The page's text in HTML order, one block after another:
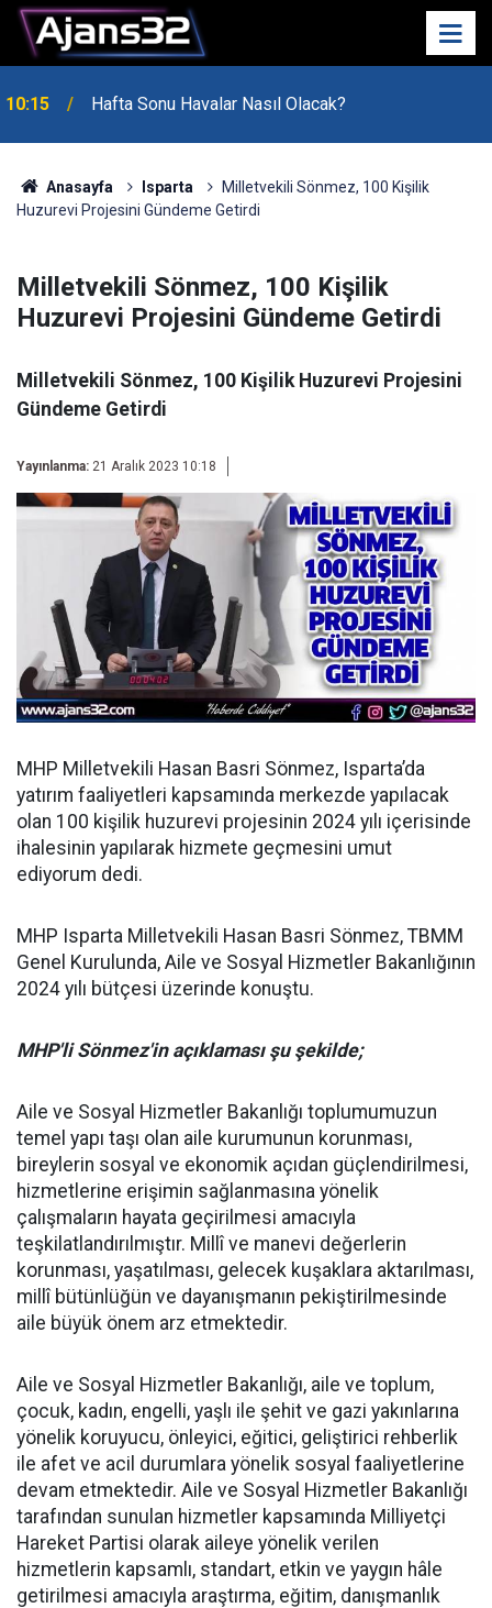
10:15 Hafta Sonu Havalar Nasıl Olacak?
Anasayfa Isparta
Milletvekili Sönmez, 100 Kişilik
Huzurevi Projesini Gündeme Getirdi
Milletvekili Sönmez, 100 Kişilik
Huzurevi Projesini Gündeme Getirdi
Milletvekili Sönmez, 100 Kişilik Huzurevi Projesini
Gündeme Getirdi
Yayınlanma: 21 Aralık 2023 10:18
MHP Milletvekili Hasan Basri Sönmez, Isparta’da
yatırım faaliyetleri kapsamında merkezde yapılacak
olan 100 kişilik huzurevi projesinin 2024 yılı içerisinde
ihalesinin yapılarak hizmete geçmesini umut
ediyorum dedi.
MHP Isparta Milletvekili Hasan Basri Sönmez, TBMM
Genel Kurulunda, Aile ve Sosyal Hizmetler Bakanlığının
2024 yılı bütçesi üzerinde konuştu.
MHP'li Sönmez'in açıklaması şu şekilde;
Aile ve Sosyal Hizmetler Bakanlığı toplumumuzun
temel yapı taşı olan aile kurumunun korunması,
bireylerin sosyal ve ekonomik açıdan güçlendirilmesi,
hizmetlerine erişimin sağlanmasına yönelik
çalışmaların hayata geçirilmesi amacıyla
teşkilatlandırılmıştır. Millî ve manevi değerlerin
korunması, yaşatılması, gelecek kuşaklara aktarılması,
millî bütünlüğün ve dayanışmanın pekiştirilmesinde
aile büyük önem arz etmektedir.
Aile ve Sosyal Hizmetler Bakanlığı, aile ve toplum,
çocuk, kadın, engelli, yaşlı ile şehit ve gazi yakınlarına
yönelik koruyucu, önleyici, eğitici, geliştirici rehberlik
ile afet ve acil durumlara yönelik sosyal faaliyetlerine
devam etmektedir. Aile ve Sosyal Hizmetler Bakanlığı
tarafından sunulan hizmetler kapsamında Milliyetçi
Hareket Partisi olarak aileye yönelik verilen
hizmetlerin kapsamlı, standart, etkin ve yaygın hâle
getirilmesi amacıyla araştırma, eğitim, danışmanlık